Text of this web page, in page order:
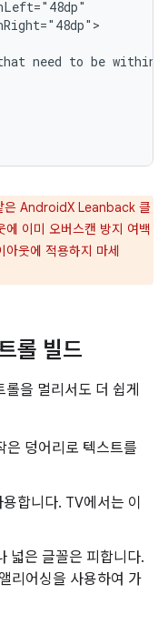
need to be within
AndroidX Leanback 클
이미 오버스캔 방지 여백
아웃에 적용하지 마세
롤 빌드
을 멀리서도 더 쉽게
은 덩어리로 텍스트를
합니다. TV에서는 이
넓은 글꼴은 피합니다.
리어싱을 사용하여 가